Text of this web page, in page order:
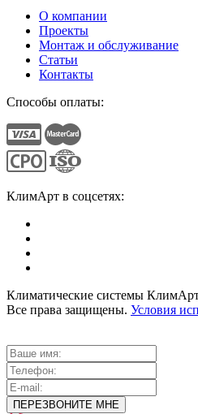
О компании
Проекты
Монтаж и обслуживание
Статьи
Контакты
Способы оплаты:
КлимАрт в соцсетях:
Климатические системы
Все права защищены. Условия